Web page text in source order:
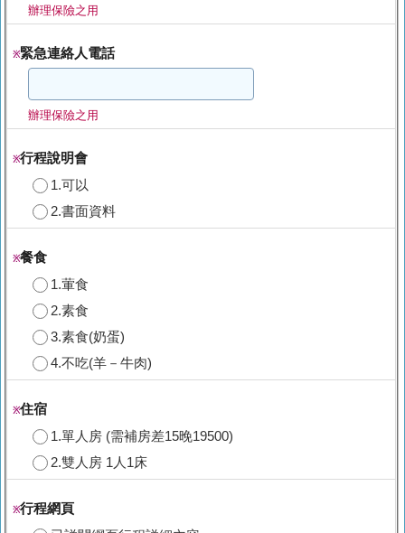
辦理保險之用
※緊急連絡人電話
辦理保險之用
※行程說明會
1.可以
2.書面資料
※餐食
1.葷食
2.素食
3.素食(奶蛋)
4.不吃(羊－牛肉)
※住宿
1.單人房 (需補房差15晚19500)
2.雙人房 1人1床
※行程網頁